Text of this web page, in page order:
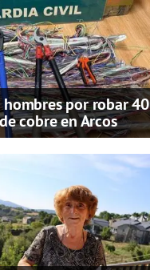
por robar 40
cobre en Arcos